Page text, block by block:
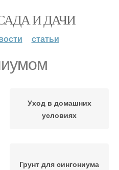
И ДАЧИ
статьи
Уход в домашних
условиях
Грунт для сингониума